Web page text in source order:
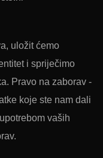
uložit ćemo
i spriječimo
Pravo na zaborav -
koje ste nam dali
vaših